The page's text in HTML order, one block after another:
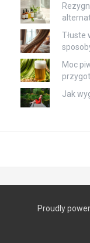
Tłuste
Moc
Jak
Proudly